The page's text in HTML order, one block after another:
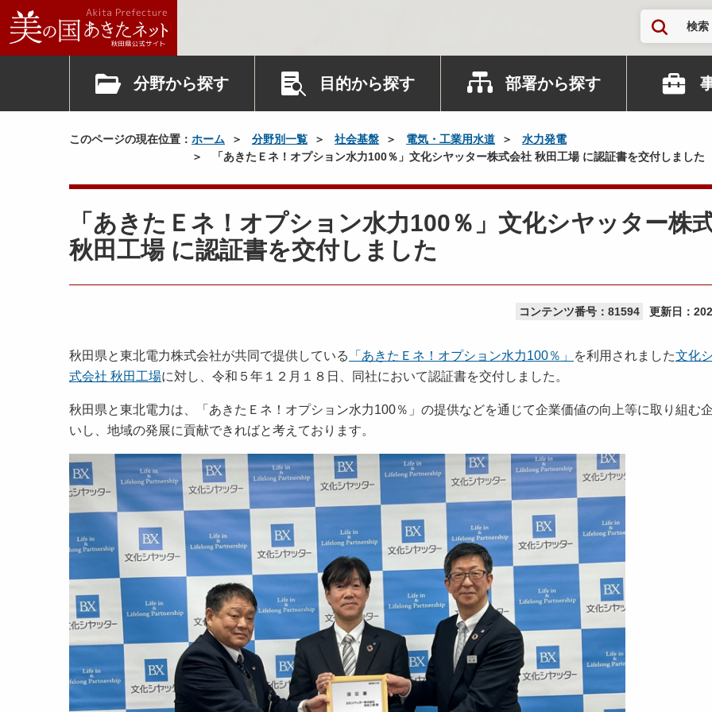
検索
分野から探す 目的から探す 部署から探す
このページの現在位置： ホーム 分野別一覧 社会基盤 電気・工業用水道
水力発電
「あきたＥネ！オプション水力100％」文化シヤッター株式会社 秋田工場 に認証書を交付しました
「あきたＥネ！オプション水力100％」文化シヤッター株
秋田工場 に認証書を交付しました
コンテンツ番号：81594 更新日：
秋田県と東北電力株式会社が共同で提供している 「あきたＥネ！オプション水力100％」 を利用されました文化
式会社 秋田工場に対し、令和５年１２月１８日、同社において認証書を交付しました。
秋田県と東北電力は、「あきたＥネ！オプション水力100％」の提供などを通じて企業価値の向上等に取り組む
いし、地域の発展に貢献できればと考えております。